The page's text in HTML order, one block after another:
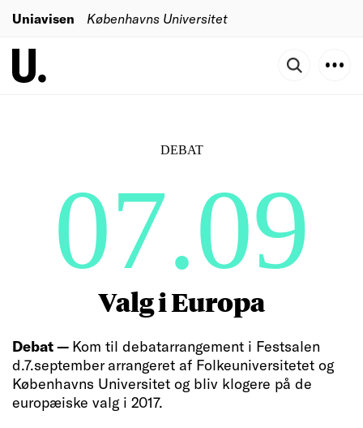
Uniavisen Københavns Universitet
DEBAT
07.09
Valg i Europa
Debat — Kom til debatarrangement i Festsalen
d.7.september arrangeret af Folkeuniversitetet og
Københavns Universitet og bliv klogere på de
europæiske valg i 2017.